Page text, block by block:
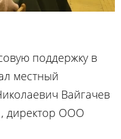
поддержку в
местный
Вайгачев
, директор ООО